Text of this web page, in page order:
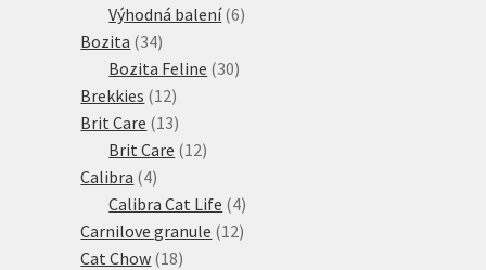
produkty
Výhodná balení 66
Bozita 3434
produktů
Bozita Feline 3030
Brekkies 1212
produktů
Brit Care 1313
produktů
Brit Care 1212
Calibra 44
produkty
Calibra Cat Life 44
produkty
Carnilove granule 1212
Cat Chow 1818